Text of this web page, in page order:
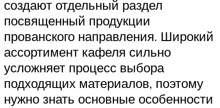
создают отдельный раздел
посвященный продукции
прованского направления. Широкий
ассортимент кафеля сильно
усложняет процесс выбора
подходящих материалов, поэтому
нужно знать основные особенности